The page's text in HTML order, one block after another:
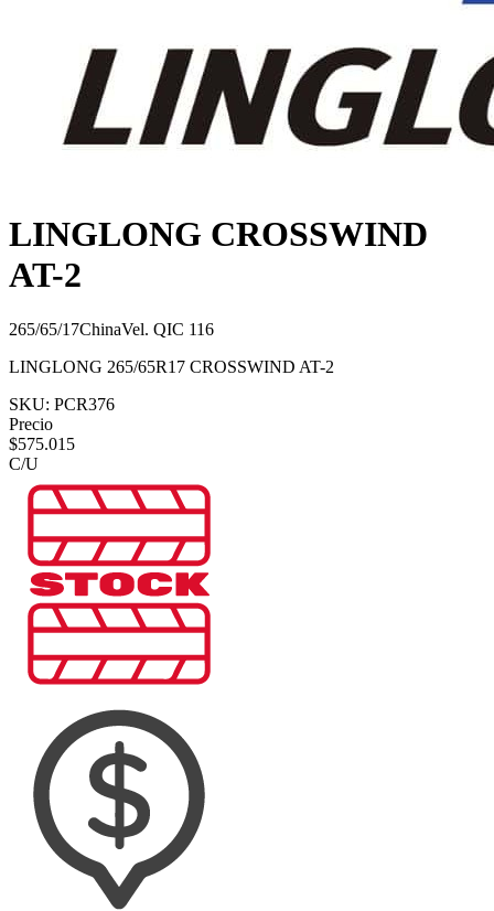
LINGLONG CROSSWIND
AT-2
265/65/17ChinaVel. QIC 116
LINGLONG 265/65R17 CROSSWIND AT-2
SKU: PCR376
Precio
$575.015
C/U